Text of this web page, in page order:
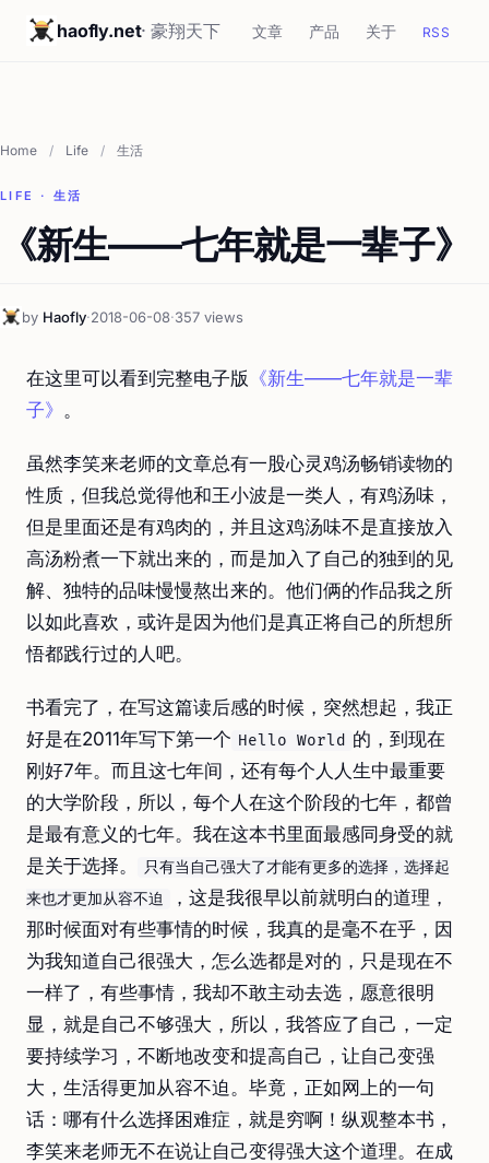
haofly.net· 豪翔天下 文章 产品 关于 RSS
Home / Life / 生活
LIFE · 生活
《新生——七年就是一辈子》
by Haofly·2018-06-08·357 views
在这里可以看到完整电子版 《新生——七年就是一辈
子》 。
虽然李笑来老师的文章总有一股心灵鸡汤畅销读物的
性质，但我总觉得他和王小波是一类人，有鸡汤味，
但是里面还是有鸡肉的，并且这鸡汤味不是直接放入
高汤粉煮一下就出来的，而是加入了自己的独到的见
解、独特的品味慢慢熬出来的。他们俩的作品我之所
以如此喜欢，或许是因为他们是真正将自己的所想所
悟都践行过的人吧。
书看完了，在写这篇读后感的时候，突然想起，我正
好是在2011年写下第一个 Hello World 的，到现在
刚好7年。而且这七年间，还有每个人人生中最重要
的大学阶段，所以，每个人在这个阶段的七年，都曾
是最有意义的七年。我在这本书里面最感同身受的就
是关于选择。
只有当自己强大了才能有更多的选择，选择起
来也才更加从容不迫
，这是我很早以前就明白的道理，
那时候面对有些事情的时候，我真的是毫不在乎，因
为我知道自己很强大，怎么选都是对的，只是现在不
一样了，有些事情，我却不敢主动去选，愿意很明
显，就是自己不够强大，所以，我答应了自己，一定
要持续学习，不断地改变和提高自己，让自己变强
大，生活得更加从容不迫。毕竟，正如网上的一句
话：哪有什么选择困难症，就是穷啊！纵观整本书，
李笑来老师无不在说让自己变得强大这个道理。在成